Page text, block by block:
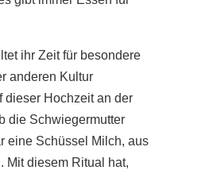
ihr Zeit für besondere
anderen Kultur
dieser Hochzeit an der
die Schwiegermutter
eine Schüssel Milch, aus
Mit diesem Ritual hat,